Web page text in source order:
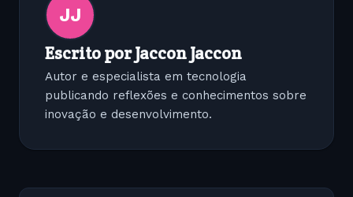
JJ
Escrito por Jaccon Jaccon
Autor e especialista em tecnologia
publicando reflexões e conhecimentos sobre
inovação e desenvolvimento.